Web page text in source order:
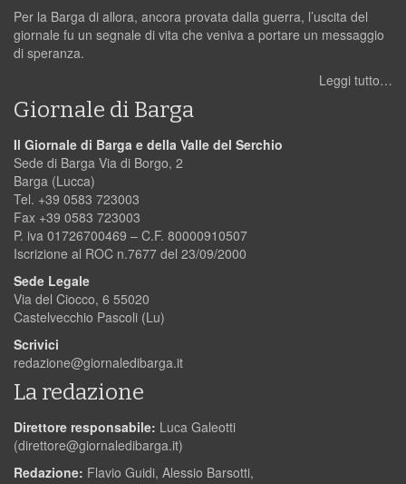
Per la Barga di allora, ancora provata dalla guerra, l’uscita del
giornale fu un segnale di vita che veniva a portare un messaggio
di speranza.
Leggi tutto…
Giornale di Barga
Il Giornale di Barga e della Valle del Serchio
Sede di Barga Via di Borgo, 2
Barga (Lucca)
Tel. +39 0583 723003
Fax +39 0583 723003
P. iva 01726700469 – C.F. 80000910507
Iscrizione al ROC n.7677 del 23/09/2000
Sede Legale
Via del Ciocco, 6 55020
Castelvecchio Pascoli (Lu)
Scrivici
redazione@giornaledibarga.it
La redazione
Direttore responsabile: Luca Galeotti
(direttore@giornaledibarga.it)
Redazione: Flavio Guidi, Alessio Barsotti,